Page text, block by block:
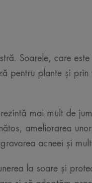
Soarele, care
pentru plante și
mai mult de
ameliorarea
acneei și
la soare și